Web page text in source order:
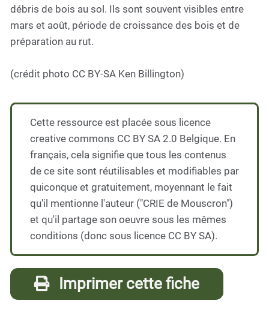
débris de bois au sol. Ils sont souvent visibles entre
mars et août, période de croissance des bois et de
préparation au rut.
(crédit photo CC BY-SA Ken Billington)
Cette ressource est placée sous licence
creative commons CC BY SA 2.0 Belgique. En
français, cela signifie que tous les contenus
de ce site sont réutilisables et modifiables par
quiconque et gratuitement, moyennant le fait
qu'il mentionne l'auteur ("CRIE de Mouscron")
et qu'il partage son oeuvre sous les mêmes
conditions (donc sous licence CC BY SA).
Imprimer cette fiche